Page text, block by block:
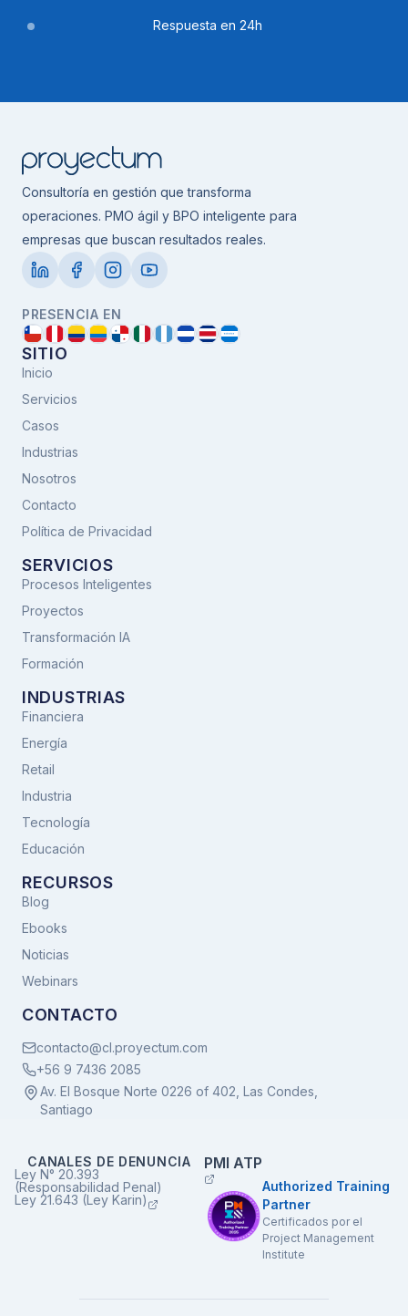
Respuesta en 24h
Consultoría en gestión que transforma
operaciones. PMO ágil y BPO inteligente para
empresas que buscan resultados reales.
PRESENCIA EN
SITIO
Inicio
Servicios
Casos
Industrias
Nosotros
Contacto
Política de Privacidad
SERVICIOS
Procesos Inteligentes
Proyectos
Transformación IA
Formación
INDUSTRIAS
Financiera
Energía
Retail
Industria
Tecnología
Educación
RECURSOS
Blog
Ebooks
Noticias
Webinars
CONTACTO
contacto@cl.proyectum.com
+56 9 7436 2085
Av. El Bosque Norte 0226 of 402, Las Condes,
Santiago
CANALES DE DENUNCIA
Ley N° 20.393
(Responsabilidad Penal)
Ley 21.643 (Ley Karin)
PMI ATP
Authorized Training
Partner
Certificados por el
Project Management
Institute